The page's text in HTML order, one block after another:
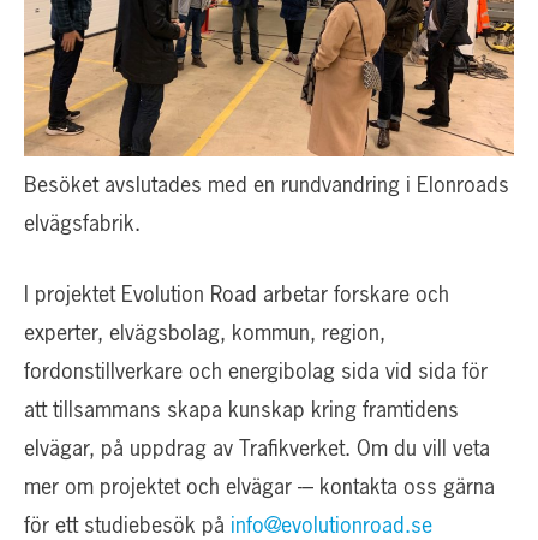
Besöket avslutades med en rundvandring i Elonroads
elvägsfabrik.
I projektet Evolution Road arbetar forskare och
experter, elvägsbolag, kommun, region,
fordonstillverkare och energibolag sida vid sida för
att tillsammans skapa kunskap kring framtidens
elvägar, på uppdrag av Trafikverket. Om du vill veta
mer om projektet och elvägar -– kontakta oss gärna
för ett studiebesök på info@evolutionroad.se